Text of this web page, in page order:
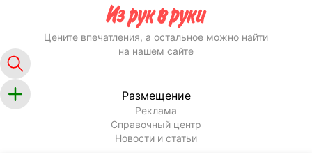
Цените впечатления, а остальное можно найти
на нашем сайте
Размещение
Реклама
Справочный центр
Новости и статьи